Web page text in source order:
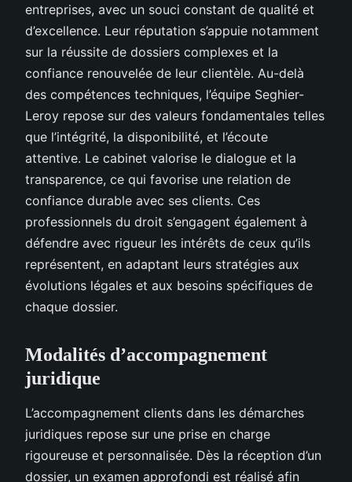
entreprises, avec un souci constant de qualité et
d’excellence. Leur réputation s’appuie notamment
sur la réussite de dossiers complexes et la
confiance renouvelée de leur clientèle. Au-delà
des compétences techniques, l’équipe Seghier-
Leroy repose sur des valeurs fondamentales telles
que l’intégrité, la disponibilité, et l’écoute
attentive. Le cabinet valorise le dialogue et la
transparence, ce qui favorise une relation de
confiance durable avec ses clients. Ces
professionnels du droit s’engagent également à
défendre avec rigueur les intérêts de ceux qu’ils
représentent, en adaptant leurs stratégies aux
évolutions légales et aux besoins spécifiques de
chaque dossier.
Modalités d’accompagnement
juridique
L’accompagnement clients dans les démarches
juridiques repose sur une prise en charge
rigoureuse et personnalisée. Dès la réception d’un
dossier, un examen approfondi est réalisé afin